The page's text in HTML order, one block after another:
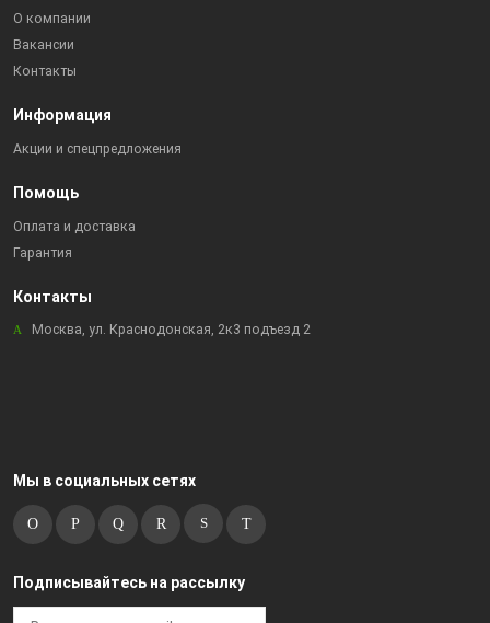
О компании
Вакансии
Контакты
Информация
Акции и спецпредложения
Помощь
Оплата и доставка
Гарантия
Контакты
Москва, ул. Краснодонская, 2к3 подъезд 2
Мы в социальных сетях
Подписывайтесь на рассылку